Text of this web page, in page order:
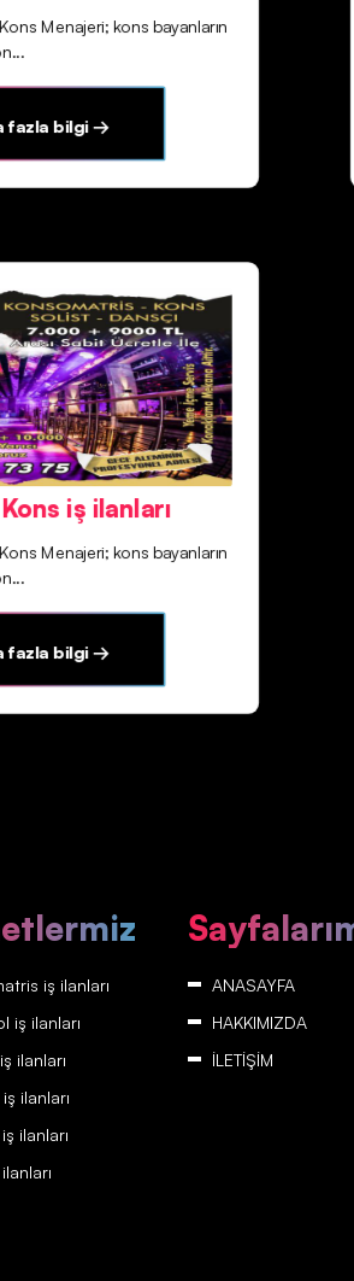
Menajeri; kons bayanların
fazla bilgi →
iş ilanları
Menajeri; kons bayanların
fazla bilgi →
iş ilanları
iş ilanları
ilanları
ilanları
ilanları
ANASAYFA
HAKKIMIZDA
İLETİŞİM